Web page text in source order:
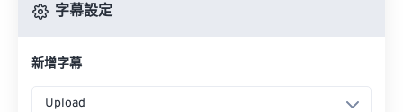
字幕設定
新增字幕
Upload